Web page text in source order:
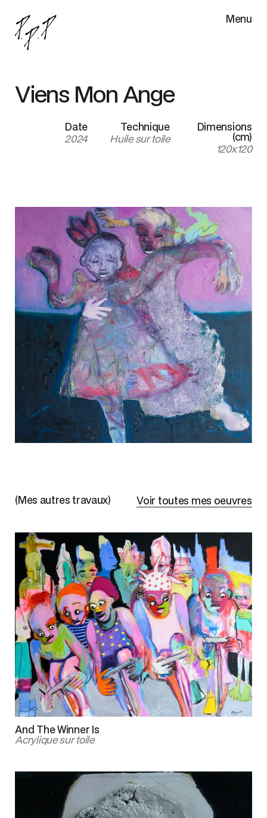
Menu
Viens Mon Ange
Date
2024
Technique
Huile sur toile
Dimensions
(cm)
120x120
(Mes autres travaux) Voir toutes mes oeuvres
And The Winner Is
Acrylique sur toile